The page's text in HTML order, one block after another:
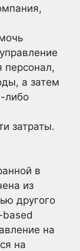
а затем
либо
затраты.
в
из
другого
based
на
на